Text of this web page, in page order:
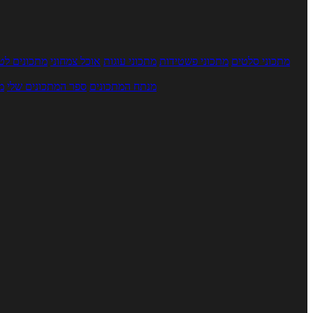
מתכוני סלטים מתכוני פשטידות מתכוני עוגות אוכל צמחוני מתכונים
מנתח המתכונים ספר המתכונים שלי